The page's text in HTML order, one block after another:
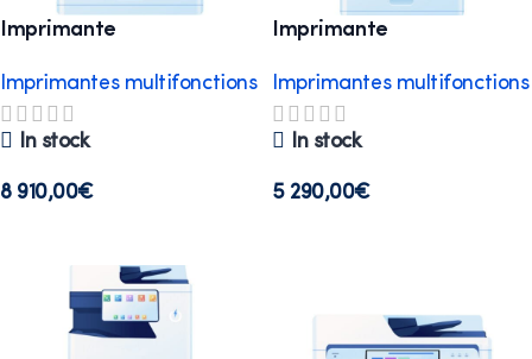
Imprimante
performance
Imprimantes multifonctions
In stock
8 910,00€
Imprimante
Standard 40P
Imprimantes multifonctions
In stock
5 290,00€